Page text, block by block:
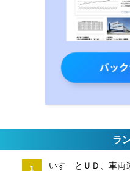
ラ
いすゞとＵＤ、車両